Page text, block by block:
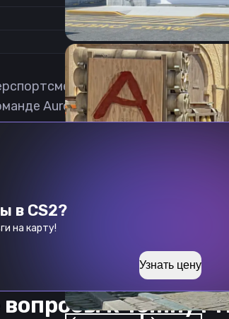
1
в дисциплине Counter-
Aurora Young Blud.
в CS2?
на карту!
Узнать цену
вопросы кTemny